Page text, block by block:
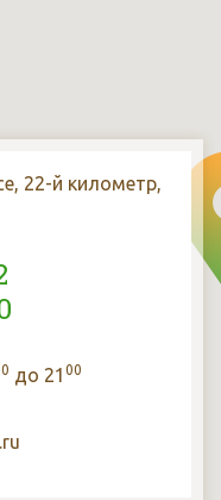
22-й километр,
до 21 00